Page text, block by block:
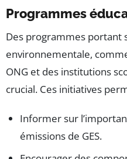
Programmes
Des programmes portant
environnementale,
ONG et des institutions
crucial. Ces initiatives
Informer sur
émissions de GES.